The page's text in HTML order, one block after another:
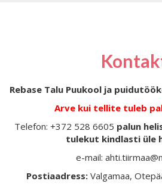
Rebase Talu Puukool ja
Arve kui tellite tuleb
Telefon: +372 528 6605 palun
tulekut kindlasti üle
e-mail:
Postiaadress: Valgamaa,